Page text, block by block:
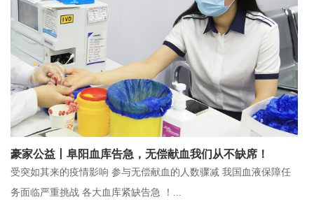
豪家公益丨阜阳血库告急，无偿献血我们从不缺席！
受突如其来的疫情影响 参与无偿献血的人数骤减 我国血液保障任
务面临严重挑战 各大血库紧缺告急 ！...